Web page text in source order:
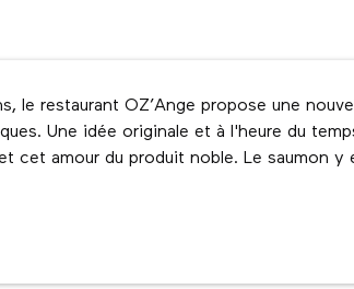
le restaurant OZ’Ange propose une
Une idée originale et à l'heure du
cet amour du produit noble. Le saumon y